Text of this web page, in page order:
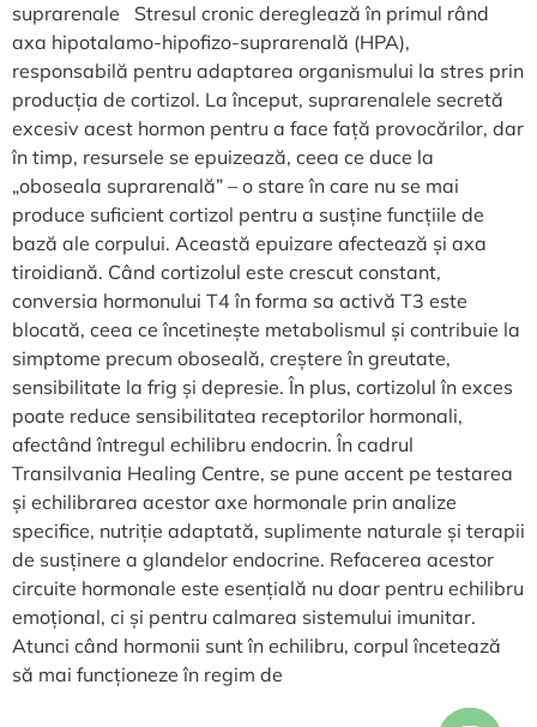
suprarenale Stresul cronic dereglează în primul rând
axa hipotalamo-hipofizo-suprarenală (HPA),
responsabilă pentru adaptarea organismului la stres prin
producția de cortizol. La început, suprarenalele secretă
excesiv acest hormon pentru a face față provocărilor, dar
în timp, resursele se epuizează, ceea ce duce la
„oboseala suprarenală” – o stare în care nu se mai
produce suficient cortizol pentru a susține funcțiile de
bază ale corpului. Această epuizare afectează și axa
tiroidiană. Când cortizolul este crescut constant,
conversia hormonului T4 în forma sa activă T3 este
blocată, ceea ce încetinește metabolismul și contribuie la
simptome precum oboseală, creștere în greutate,
sensibilitate la frig și depresie. În plus, cortizolul în exces
poate reduce sensibilitatea receptorilor hormonali,
afectând întregul echilibru endocrin. În cadrul
Transilvania Healing Centre, se pune accent pe testarea
și echilibrarea acestor axe hormonale prin analize
specifice, nutriție adaptată, suplimente naturale și terapii
de susținere a glandelor endocrine. Refacerea acestor
circuite hormonale este esențială nu doar pentru echilibru
emoțional, ci și pentru calmarea sistemului imunitar.
Atunci când hormonii sunt în echilibru, corpul încetează
să mai funcționeze în regim de